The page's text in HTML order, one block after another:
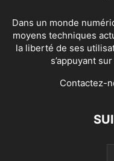
Dans un monde
moyens techniques
la liberté de ses
s’appuyant
Contactez-